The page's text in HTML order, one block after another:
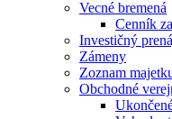
Vecné bremená
Cenník
Investičný
Zámeny
Zoznam
Obchodné